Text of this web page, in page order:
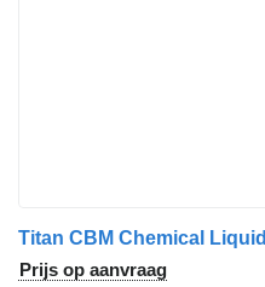
Titan CBM Chemical
Prijs op aanvraag